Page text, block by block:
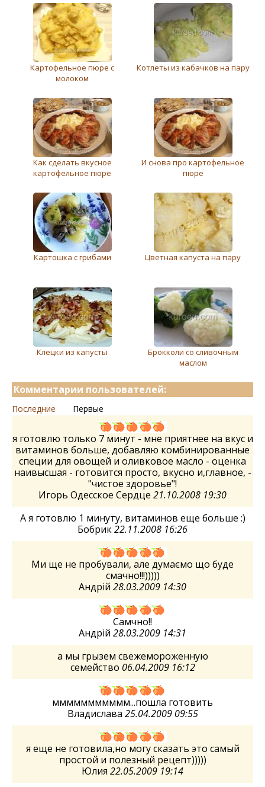
Картофельное пюре с
молоком
Котлеты из кабачков на пару
Как сделать вкусное
картофельное пюре
И снова про картофельное
пюре
Картошка с грибами Цветная капуста на пару
Клецки из капусты
Брокколи со сливочным
маслом
Комментарии пользователей:
Последние Первые
я готовлю только 7 минут - мне приятнее на вкус и
витаминов больше, добавляю комбинированные
специи для овощей и оливковое масло - оценка
наивысшая - готовится просто, вкусно и,главное, -
"чистое здоровье"!
Игорь Одесское Сердце 21.10.2008 19:30
А я готовлю 1 минуту, витаминов еще больше :)
Бобрик22.11.2008 16:26
Ми ще не пробували, але думаємо що буде
смачно!!!)))))
Андрій 28.03.2009 14:30
Самчно!!
Андрій 28.03.2009 14:31
а мы грызем свежемороженную
семейство 06.04.2009 16:12
ммммммммммм...пошла готовить
Владислава 25.04.2009 09:55
я еще не готовила,но могу сказать это самый
простой и полезный рецепт)))))
Юлия 22.05.2009 19:14